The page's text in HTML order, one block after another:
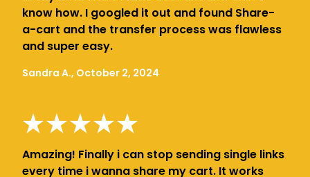
know how. I googled it out and found Share-
a-cart and the transfer process was flawless
and super easy.
Sandra A., October 2, 2024
Amazing! Finally i can stop sending single links
every time i wanna share my cart. It works